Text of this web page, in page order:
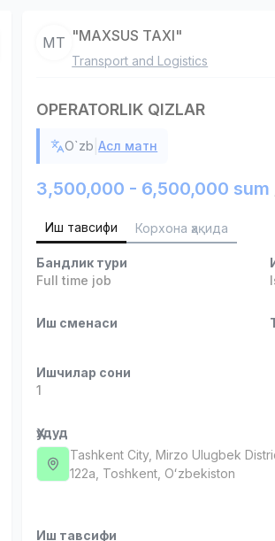
MT "MAXSUS TAXI"
Transport and Logistics
OPERATORLIK QIZLAR
O`zb |Асл матн
3,500,000 - 6,500,000 sum
Иш тавсифи Корхона ҳақида
Бандлик тури
Full time job
Иш сменаси
Ишчилар сони
1
Ҳудуд
Tashkent City, Mirzo Ulugbek
122а, Тоshkent, Oʻzbekiston
Иш тавсифи